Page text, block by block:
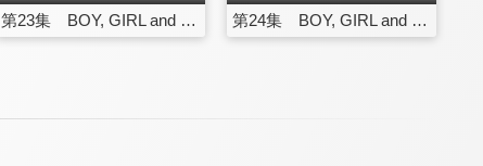
第23集 BOY, GIRL and the STORY of SAGRADA 4/5 第24集 BOY, GIRL and the STORY of SAGRADA 5/5(完)